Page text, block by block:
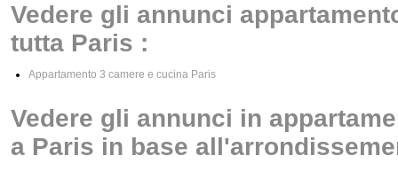
Vedere gli annunci
tutta Paris :
Appartamento 3 camere e cucina Paris
Vedere gli annunci in
a Paris in base